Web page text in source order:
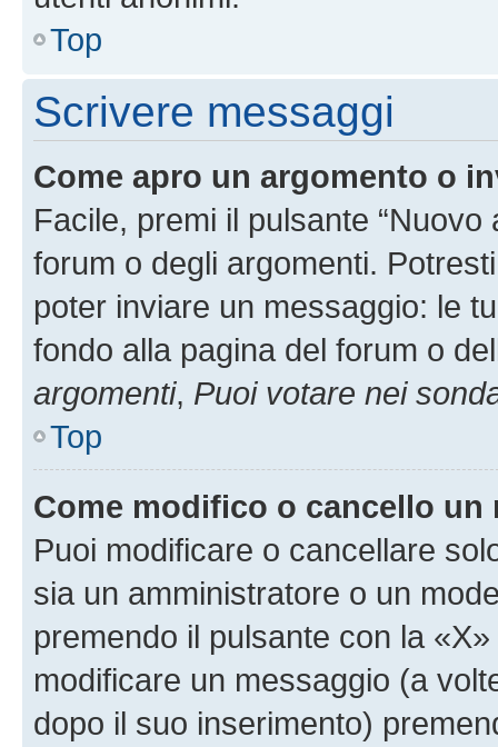
Top
Scrivere messaggi
Come apro un argomento o
Facile, premi il pulsante
forum o degli argomenti.
poter inviare un messaggio: le
fondo alla pagina del forum o
argomenti, Puoi votare nei
Top
Come modifico o cancello un
Puoi modificare o cancellare
sia un amministratore o un
premendo il pulsante con la
modificare un messaggio (a
dopo il suo inserimento)